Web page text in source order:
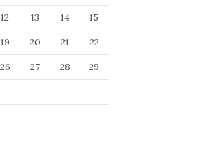
12 13 14
15
19 20 21
22
26 27 28
29